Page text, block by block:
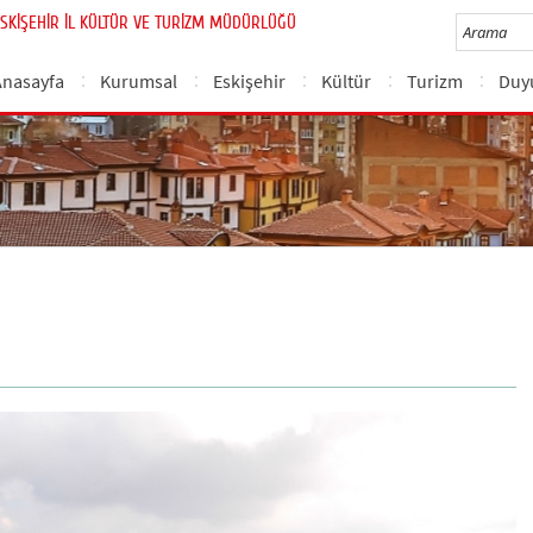
İL KÜLTÜR VE TURİZM MÜDÜRLÜĞÜ
Kurumsal Eskişehir Kültür Turizm